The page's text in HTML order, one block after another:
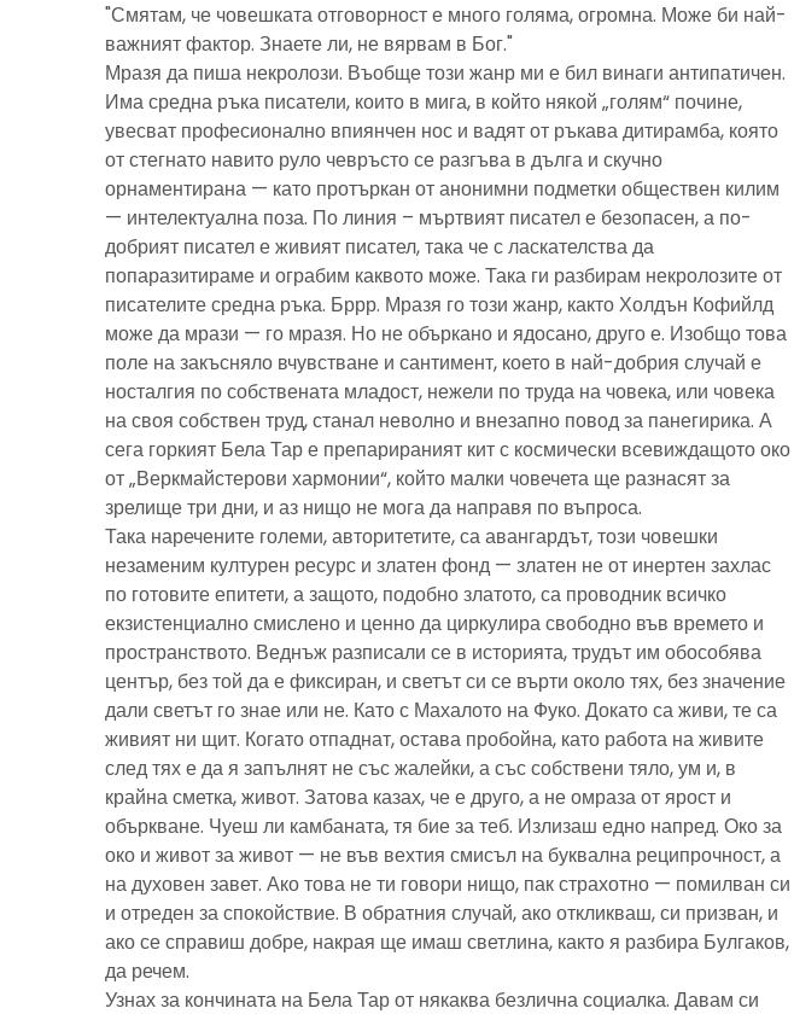
"Смятам, че човешката отговорност е много голяма, огромна. Може би най-
важният фактор. Знаете ли, не вярвам в Бог."
Мразя да пиша некролози. Въобще този жанр ми е бил винаги антипатичен.
Има средна ръка писатели, които в мига, в който някой „голям“ почине,
увесват професионално впиянчен нос и вадят от ръкава дитирамба, която
от стегнато навито руло чевръсто се разгъва в дълга и скучно
орнаментирана — като протъркан от анонимни подметки обществен килим
— интелектуална поза. По линия – мъртвият писател е безопасен, а по-
добрият писател е живият писател, така че с ласкателства да
попаразитираме и ограбим каквото може. Така ги разбирам некролозите от
писателите средна ръка. Бррр. Мразя го този жанр, както Холдън Кофийлд
може да мрази — го мразя. Но не объркано и ядосано, друго е. Изобщо това
поле на закъсняло вчувстване и сантимент, което в най-добрия случай е
носталгия по собствената младост, нежели по труда на човека, или човека
на своя собствен труд, станал неволно и внезапно повод за панегирика. А
сега горкият Бела Тар е препарираният кит с космически всевиждащото око
от „Веркмайстерови хармонии“, който малки човечета ще разнасят за
зрелище три дни, и аз нищо не мога да направя по въпроса.
Така наречените големи, авторитетите, са авангардът, този човешки
незаменим културен ресурс и златен фонд — златен не от инертен захлас
по готовите епитети, а защото, подобно златото, са проводник всичко
екзистенциално смислено и ценно да циркулира свободно във времето и
пространството. Веднъж разписали се в историята, трудът им обособява
център, без той да е фиксиран, и светът си се върти около тях, без значение
дали светът го знае или не. Като с Махалото на Фуко. Докато са живи, те са
живият ни щит. Когато отпаднат, остава пробойна, като работа на живите
след тях е да я запълнят не със жалейки, а със собствени тяло, ум и, в
крайна сметка, живот. Затова казах, че е друго, а не омраза от ярост и
объркване. Чуеш ли камбаната, тя бие за теб. Излизаш едно напред. Око за
око и живот за живот — не във вехтия смисъл на буквална реципрочност, а
на духовен завет. Ако това не ти говори нищо, пак страхотно — помилван си
и отреден за спокойствие. В обратния случай, ако откликваш, си призван, и
ако се справиш добре, накрая ще имаш светлина, както я разбира Булгаков,
да речем.
Узнах за кончината на Бела Тар от някаква безлична социалка. Давам си